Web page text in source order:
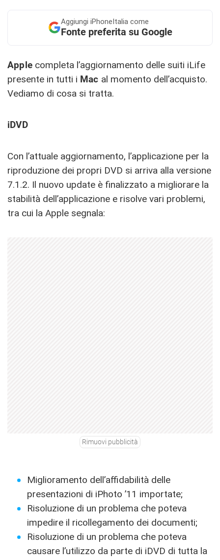
Aggiungi iPhoneItalia come
Fonte preferita su Google
Apple completa l’aggiornamento delle suiti iLife
presente in tutti i Mac al momento dell’acquisto.
Vediamo di cosa si tratta.
iDVD
Con l’attuale aggiornamento, l’applicazione per la
riproduzione dei propri DVD si arriva alla versione
7.1.2. Il nuovo update è finalizzato a migliorare la
stabilità dell’applicazione e risolve vari problemi,
tra cui la Apple segnala:
Rimuovi pubblicità
Miglioramento dell’affidabilità delle
presentazioni di iPhoto ’11 importate;
Risoluzione di un problema che poteva
impedire il ricollegamento dei documenti;
Risoluzione di un problema che poteva
causare l’utilizzo da parte di iDVD di tutta la